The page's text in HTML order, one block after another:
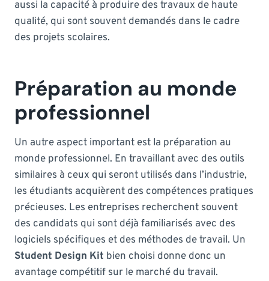
aussi la capacité à produire des travaux de haute
qualité, qui sont souvent demandés dans le cadre
des projets scolaires.
Préparation au monde
professionnel
Un autre aspect important est la préparation au
monde professionnel. En travaillant avec des outils
similaires à ceux qui seront utilisés dans l’industrie,
les étudiants acquièrent des compétences pratiques
précieuses. Les entreprises recherchent souvent
des candidats qui sont déjà familiarisés avec des
logiciels spécifiques et des méthodes de travail. Un
Student Design Kit bien choisi donne donc un
avantage compétitif sur le marché du travail.